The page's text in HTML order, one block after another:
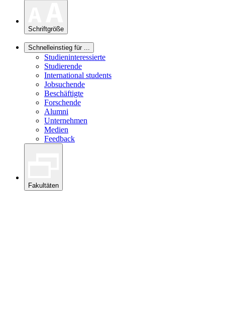
Schriftgröße
Schnelleinstieg für ...
Studieninteressierte
Studierende
International students
Jobsuchende
Beschäftigte
Forschende
Alumni
Unternehmen
Medien
Feedback
Fakultäten